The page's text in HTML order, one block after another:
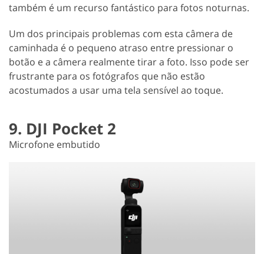
também é um recurso fantástico para fotos noturnas.
Um dos principais problemas com esta câmera de
caminhada é o pequeno atraso entre pressionar o
botão e a câmera realmente tirar a foto. Isso pode ser
frustrante para os fotógrafos que não estão
acostumados a usar uma tela sensível ao toque.
9. DJI Pocket 2
Microfone embutido